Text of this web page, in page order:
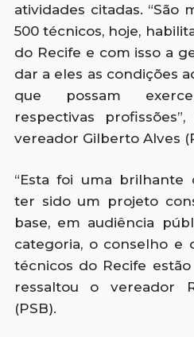
atividades citadas. “São
500 técnicos, hoje,
do Recife e com isso a
dar a eles as condições
que possam
respectivas
vereador Gilberto Alves
“Esta foi uma brilhante
ter sido um projeto
base, em audiência
categoria, o conselho e
técnicos do Recife estão
ressaltou o vereador
(PSB).